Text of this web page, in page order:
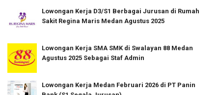
Lowongan Kerja D3/S1 Berbagai Jurusan di Rumah
Sakit Regina Maris Medan Agustus 2025
Lowongan Kerja SMA SMK di Swalayan 88 Medan
Agustus 2025 Sebagai Staf Admin
Lowongan Kerja Medan Februari 2026 di PT Panin